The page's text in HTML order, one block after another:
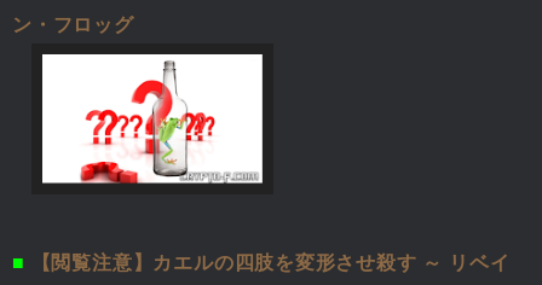
ン・フロッグ
■
【閲覧注意】カエルの四肢を変形させ殺す ～ リベイ